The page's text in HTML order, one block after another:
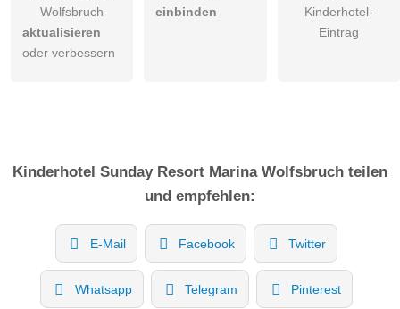
Wolfsbruch
aktualisieren
oder verbessern
einbinden
Kinderhotel-
Eintrag
Kinderhotel Sunday Resort Marina Wolfsbruch teilen
und empfehlen:
E-Mail Facebook Twitter
Whatsapp Telegram Pinterest